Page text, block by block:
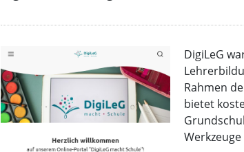
DigiLeG
Rahmen
bietet